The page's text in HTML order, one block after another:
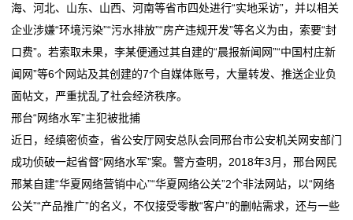
海、河北、山东、山西、河南等省市四处进行“实地采访”，并以相关
企业涉嫌“环境污染”“污水排放”“房产违规开发”等名义为由，索要“封
口费”。若索取未果，李某便通过其自建的“晨报新闻网”“中国村庄新
闻网”等6个网站及其创建的7个自媒体账号，大量转发、推送企业负
面帖文，严重扰乱了社会经济秩序。
邢台“网络水军”主犯被批捕
近日，经缜密侦查，省公安厅网安总队会同邢台市公安机关网安部门
成功侦破一起省督“网络水军”案。警方查明，2018年3月，邢台网民
邢某自建“华夏网络营销中心”“华夏网络公关”2个非法网站，以“网络
公关”“产品推广”的名义，不仅接受零散“客户”的删帖需求，还与一些